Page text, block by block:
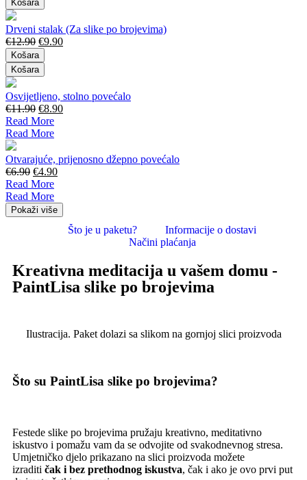
Košara
Drveni stalak (Za slike po brojevima)
€12.90 €9.90
Košara
Košara
Osvijetljeno, stolno povećalo
€11.90 €8.90
Read More
Read More
Otvarajuće, prijenosno džepno povećalo
€6.90 €4.90
Read More
Read More
Pokaži više
Što je u paketu?
Informacije o dostavi
Načini plaćanja
Kreativna meditacija u vašem domu -
PaintLisa slike po brojevima
Ilustracija. Paket dolazi sa slikom na gornjoj slici proizvoda
Što su PaintLisa slike po brojevima?
Festede slike po brojevima pružaju kreativno, meditativno
iskustvo i pomažu vam da se odvojite od svakodnevnog stresa.
Umjetničko djelo prikazano na slici proizvoda možete
izraditi čak i bez prethodnog iskustva, čak i ako je ovo prvi put